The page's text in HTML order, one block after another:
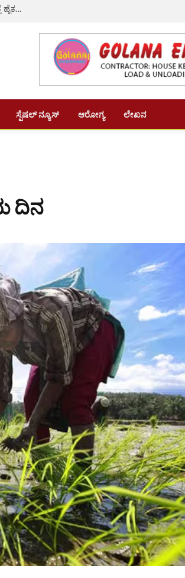
ಸಂಪುಟ ವಿಸ್ತರಣೆ ಬಳಿಕ ಕಾಂಗ್ರೆಸ್‌ ನಲ್ಲಿ ಅಸಮಾಧಾನ ಸ್ಫೋಟ: ಬಿಕ್ಕಟ್ಟು ಶಮನಕ್ಕೆ ಹೈಕಮಾಂಡ್‌ ಮೊರೆ ಹೋದ ಸಿಎಂ ಡಿಕೆಶಿ
ಸ್ಪೆಷಲ್ ನ್ಯೂಸ್ ಆರೋಗ್ಯ ಲೇಖನ
ದಿನ